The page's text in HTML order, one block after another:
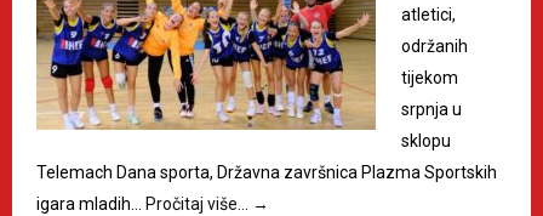
atletici,
održanih
tijekom
srpnja u
sklopu
Telemach Dana sporta, Državna završnica Plazma Sportskih
igara mladih… Pročitaj više… →